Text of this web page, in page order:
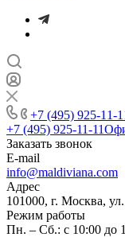
+7 (495) 925-11-
+7 (495) 925-11-11
Заказать звонок
E-mail
info@maldiviana.com
Адрес
101000, г. Москва,
Режим работы
Пн. – Сб.: с 10:00 до